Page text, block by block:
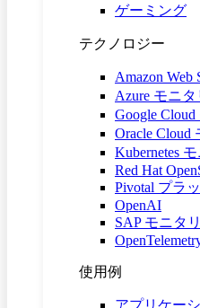
ゲーミング
テクノロジー
Amazon Web
Azure モニ
Google
Oracle Cloud
Kubernetes
Red Hat
Pivotal プラ
OpenAI
SAP モニタ
使用例
アプリケー